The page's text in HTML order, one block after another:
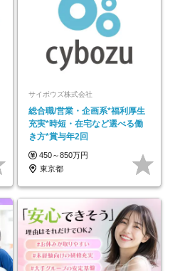
サイボウズ株式会社
総合職/営業・企画系*福利厚生
充実*時短・在宅など選べる働
き方*賞与年2回
450～850万円
東京都